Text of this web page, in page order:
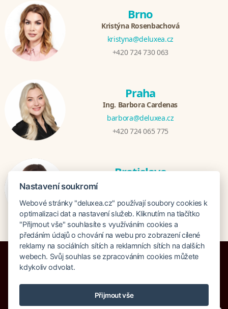
Brno
Kristýna Rosenbachová
kristyna@deluxea.cz
+420 724 730 063
Praha
Ing. Barbora Cardenas
barbora@deluxea.cz
+420 724 065 775
Bratislava
+421 948 548 908
Pojištění proti úpadku 125 000 000 Kč
Nastavení soukromí
Webové stránky "deluxea.cz" používají soubory cookies k
optimalizaci dat a nastavení služeb. Kliknutím na tlačítko
"Přijmout vše" souhlasíte s využíváním cookies a
předáním údajů o chování na webu pro zobrazení cílené
reklamy na sociálních sítích a reklamních sítích na dalších
webech. Svůj souhlas se zpracováním cookies můžete
kdykoliv odvolat.
Přijmout vše